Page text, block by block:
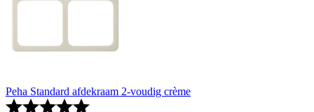
Peha Standard afdekraam 2-voudig crème